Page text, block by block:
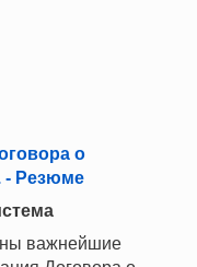
о
- Резюме
важнейшие